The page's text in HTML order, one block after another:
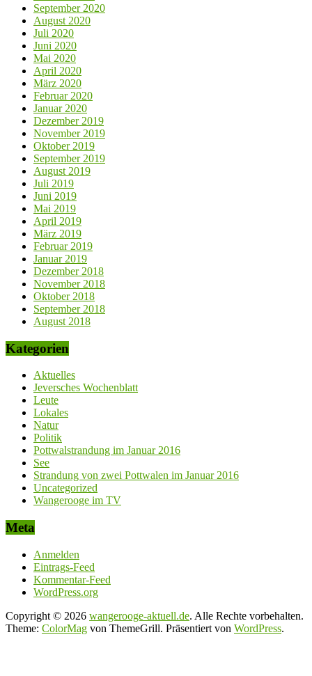
September 2020
August 2020
Juli 2020
Juni 2020
Mai 2020
April 2020
März 2020
Februar 2020
Januar 2020
Dezember 2019
November 2019
Oktober 2019
September 2019
August 2019
Juli 2019
Juni 2019
Mai 2019
April 2019
März 2019
Februar 2019
Januar 2019
Dezember 2018
November 2018
Oktober 2018
September 2018
August 2018
Kategorien
Aktuelles
Jeversches Wochenblatt
Leute
Lokales
Natur
Politik
Pottwalstrandung im Januar 2016
See
Strandung von zwei Pottwalen im Januar 2016
Uncategorized
Wangerooge im TV
Meta
Anmelden
Eintrags-Feed
Kommentar-Feed
WordPress.org
Copyright © 2026 wangerooge-aktuell.de. Alle Rechte vorbehalten.
Theme: ColorMag von ThemeGrill. Präsentiert von WordPress.